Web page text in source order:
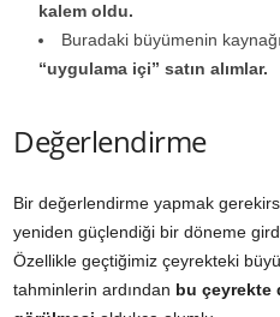
kalem oldu.
Buradaki büyümenin
“uygulama içi” satın alımlar.
Değerlendirme
Bir değerlendirme yapmak
yeniden güçlendiği bir döneme
Özellikle geçtiğimiz çeyrekteki
tahminlerin ardından bu çeyrekte